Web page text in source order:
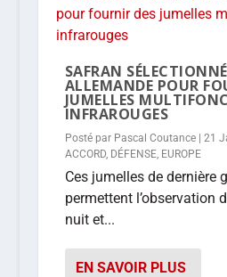
SAFRAN
ALLEMANDE POUR
JUMELLES
INFRAROUGES
Posté par Pascal Coutance| 21
ACCORD, DÉFENSE, EUROPE
Ces jumelles de dernière
permettent l’observation
nuit et...
EN SAVOIR PLUS